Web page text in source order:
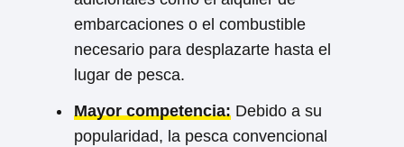
embarcaciones o el combustible
necesario para desplazarte hasta el
lugar de pesca.
Mayor competencia: Debido a su
popularidad, la pesca convencional